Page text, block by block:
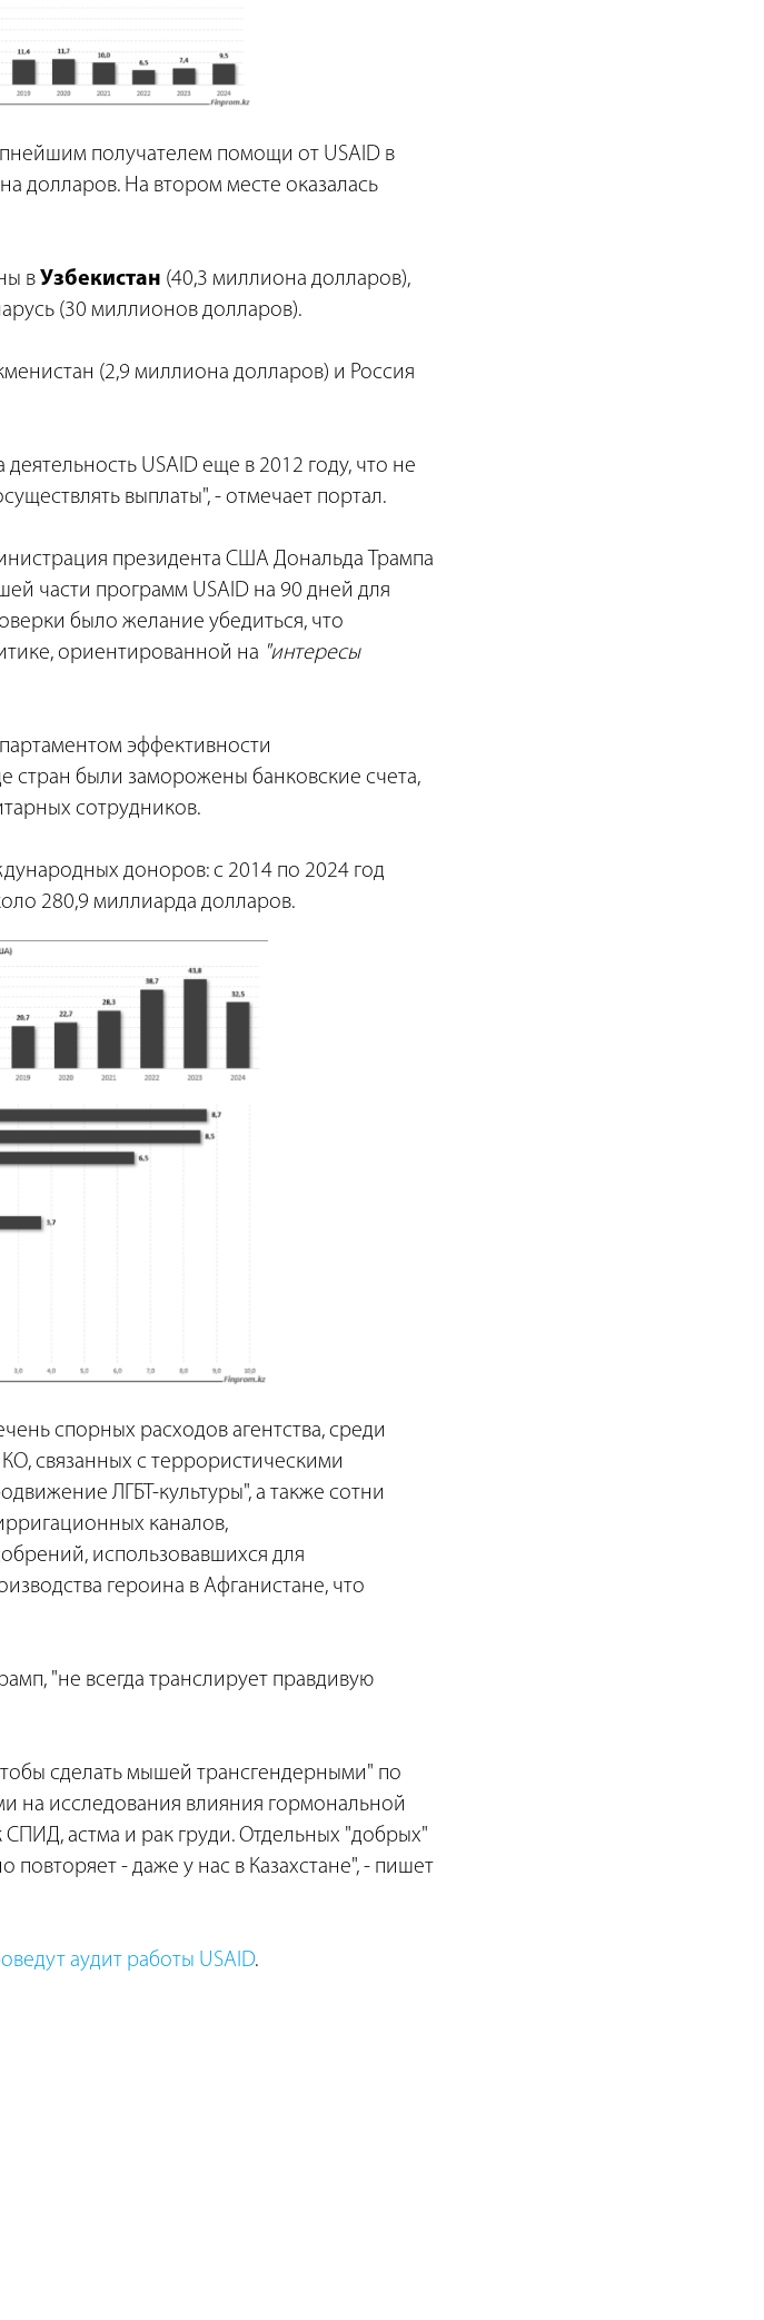
получателем помощи от USAID в
долларов. На втором месте оказалась
вУзбекистан (40,3 миллиона долларов),
(30 миллионов долларов).
(2,9 миллиона долларов) и Россия
USAID еще в 2012 году, что не
выплаты", - отмечает портал.
президента США Дональда Трампа
части программ USAID на 90 дней для
было желание убедиться, что
ориентированной на "интересы
эффективности
стран были заморожены банковские счета,
сотрудников.
доноров: с 2014 по 2024 год
280,9 миллиарда долларов.
спорных расходов агентства, среди
связанных с террористическими
ЛГБТ-культуры", а также сотни
каналов,
использовавшихся для
героина в Афганистане, что
"не всегда транслирует правдивую
сделать мышей трансгендерными" по
на исследования влияния гормональной
астма и рак груди. Отдельных "добрых"
повторяет - даже у нас в Казахстане", - пишет
аудит работы USAID.